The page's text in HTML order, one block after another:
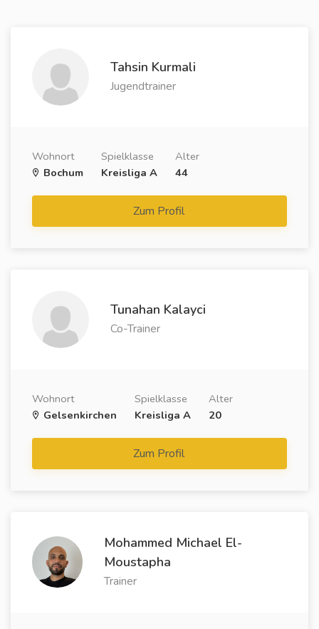
Tahsin Kurmali
Jugendtrainer
Wohnort
Bochum
Spielklasse
Kreisliga A
Alter
44
Zum Profil
Tunahan Kalayci
Co-Trainer
Wohnort
Gelsenkirchen
Spielklasse
Kreisliga A
Alter
20
Zum Profil
Mohammed Michael El-
Moustapha
Trainer